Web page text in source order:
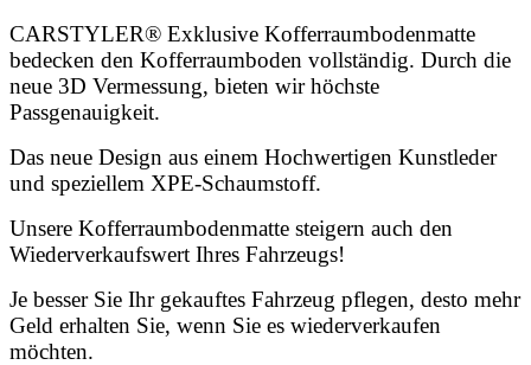
CARSTYLER® Exklusive Kofferraumbodenmatte
bedecken den Kofferraumboden vollständig. Durch die
neue 3D Vermessung, bieten wir höchste
Passgenauigkeit.
Das neue Design aus einem Hochwertigen Kunstleder
und speziellem XPE-Schaumstoff.
Unsere Kofferraumbodenmatte steigern auch den
Wiederverkaufswert Ihres Fahrzeugs!
Je besser Sie Ihr gekauftes Fahrzeug pflegen, desto mehr
Geld erhalten Sie, wenn Sie es wiederverkaufen
möchten.